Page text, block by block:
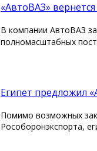
«АвтоВАЗ»
В компании АвтоВАЗ
полномасштабных
Египет предложил
Помимо возможных
Рособоронэкспорта,